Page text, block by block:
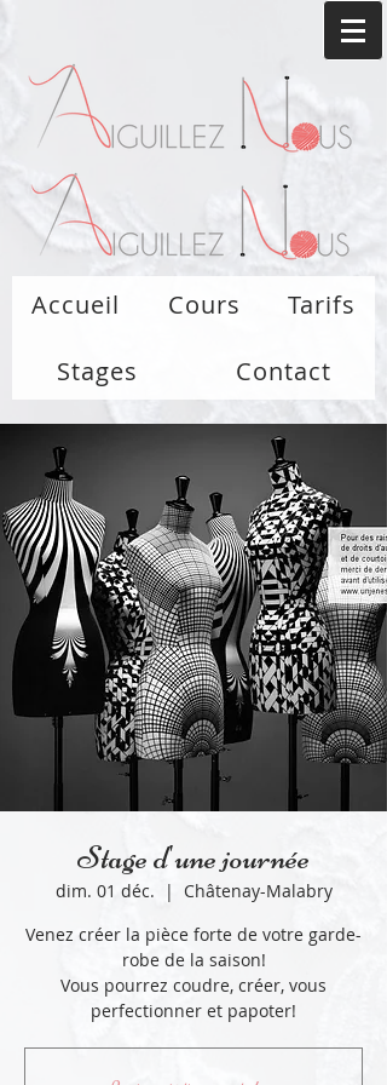
Accueil Cours Tarifs
Stages Contact
Stage d'une journée
dim. 01 déc.
  |
Châtenay-Malabry
Venez créer la pièce forte de votre garde-
robe de la saison!
Vous pourrez coudre, créer, vous
perfectionner et papoter!